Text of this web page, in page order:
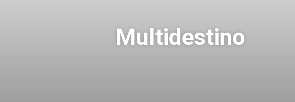
Multidestino